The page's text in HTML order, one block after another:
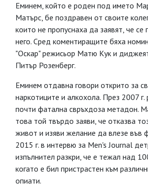
Еминем, който е роден под името
Матърс, бе поздравен от своите
които не пропуснаха да заявят, че се
него. Сред коментиращите бяха
"Оскар" режисьор Матю Кук и
Питър Розенберг.
Еминем отдавна говори открито за
наркотиците и алкохола. През 2007 г.
почти фатална свръхдоза метадон.
това той твърдо заяви, че отказва
живот и изяви желание да влезе във
2015 г. в интервю за Men's Journal
изпълнител разкри, че е тежал над
когато е бил пристрастен към
опиати.